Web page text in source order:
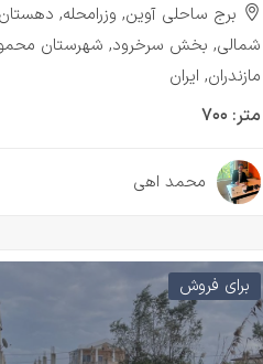
برج ساحلی آوین, وزرامحله,
شمالی, بخش سرخرود, شهرستان
مازندران, ایران
متر: ۷۰۰
محمد اهی
برای فروش